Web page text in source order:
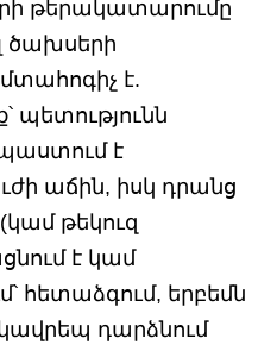
թերակատարումը
ծախսերի
է.
պետությունն
է
աճին, իսկ դրանց
թեկուզ
է կամ
հետաձգում, երբեմն
դարձնում